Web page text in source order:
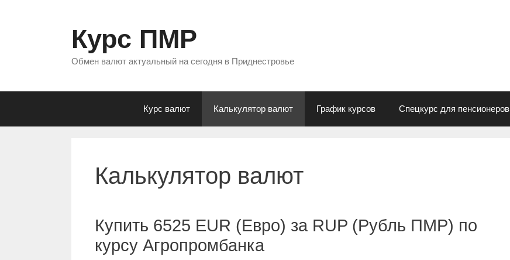
Курс ПМР
Обмен валют актуальный на сегодня в Приднестровье
Курс валют Калькулятор валют График курсов Спецкурс для пенсионеров
Калькулятор валют
Купить 6525 EUR (Евро) за RUP (Рубль ПМР) по
курсу Агропромбанка